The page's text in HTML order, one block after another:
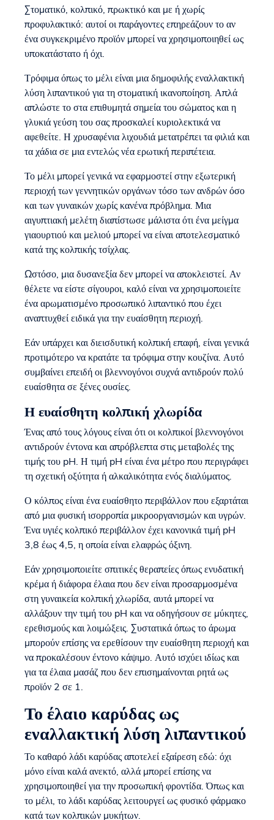
Στοματικό, κολπικό, πρωκτικό και με ή χωρίς
προφυλακτικό: αυτοί οι παράγοντες επηρεάζουν το αν
ένα συγκεκριμένο προϊόν μπορεί να χρησιμοποιηθεί ως
υποκατάστατο ή όχι.
Τρόφιμα όπως το μέλι είναι μια δημοφιλής εναλλακτική
λύση λιπαντικού για τη στοματική ικανοποίηση. Απλά
απλώστε το στα επιθυμητά σημεία του σώματος και η
γλυκιά γεύση του σας προσκαλεί κυριολεκτικά να
αφεθείτε. Η χρυσαφένια λιχουδιά μετατρέπει τα φιλιά και
τα χάδια σε μια εντελώς νέα ερωτική περιπέτεια.
Το μέλι μπορεί γενικά να εφαρμοστεί στην εξωτερική
περιοχή των γεννητικών οργάνων τόσο των ανδρών όσο
και των γυναικών χωρίς κανένα πρόβλημα. Μια
αιγυπτιακή μελέτη διαπίστωσε μάλιστα ότι ένα μείγμα
γιαουρτιού και μελιού μπορεί να είναι αποτελεσματικό
κατά της κολπικής τσίχλας.
Ωστόσο, μια δυσανεξία δεν μπορεί να αποκλειστεί. Αν
θέλετε να είστε σίγουροι, καλό είναι να χρησιμοποιείτε
ένα αρωματισμένο προσωπικό λιπαντικό που έχει
αναπτυχθεί ειδικά για την ευαίσθητη περιοχή.
Εάν υπάρχει και διεισδυτική κολπική επαφή, είναι γενικά
προτιμότερο να κρατάτε τα τρόφιμα στην κουζίνα. Αυτό
συμβαίνει επειδή οι βλεννογόνοι συχνά αντιδρούν πολύ
ευαίσθητα σε ξένες ουσίες.
Η ευαίσθητη κολπική χλωρίδα
Ένας από τους λόγους είναι ότι οι κολπικοί βλεννογόνοι
αντιδρούν έντονα και απρόβλεπτα στις μεταβολές της
τιμής του pH. Η τιμή pH είναι ένα μέτρο που περιγράφει
τη σχετική οξύτητα ή αλκαλικότητα ενός διαλύματος.
Ο κόλπος είναι ένα ευαίσθητο περιβάλλον που εξαρτάται
από μια φυσική ισορροπία μικροοργανισμών και υγρών.
Ένα υγιές κολπικό περιβάλλον έχει κανονικά τιμή pH
3,8 έως 4,5, η οποία είναι ελαφρώς όξινη.
Εάν χρησιμοποιείτε σπιτικές θεραπείες όπως ενυδατική
κρέμα ή διάφορα έλαια που δεν είναι προσαρμοσμένα
στη γυναικεία κολπική χλωρίδα, αυτά μπορεί να
αλλάξουν την τιμή του pH και να οδηγήσουν σε μύκητες,
ερεθισμούς και λοιμώξεις. Συστατικά όπως το άρωμα
μπορούν επίσης να ερεθίσουν την ευαίσθητη περιοχή και
να προκαλέσουν έντονο κάψιμο. Αυτό ισχύει ιδίως και
για τα έλαια μασάζ που δεν επισημαίνονται ρητά ως
προϊόν 2 σε 1.
Το έλαιο καρύδας ως
εναλλακτική λύση λιπαντικού
Το καθαρό λάδι καρύδας αποτελεί εξαίρεση εδώ: όχι
μόνο είναι καλά ανεκτό, αλλά μπορεί επίσης να
χρησιμοποιηθεί για την προσωπική φροντίδα. Όπως και
το μέλι, το λάδι καρύδας λειτουργεί ως φυσικό φάρμακο
κατά των κολπικών μυκήτων.